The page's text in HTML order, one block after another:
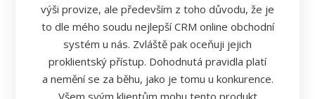
výši provize, ale především z toho důvodu, že je
to dle mého soudu nejlepší CRM online obchodní
systém u nás. Zvláště pak oceňuji jejich
proklientský přístup. Dohodnutá pravidla platí
a nemění se za běhu, jako je tomu u konkurence.